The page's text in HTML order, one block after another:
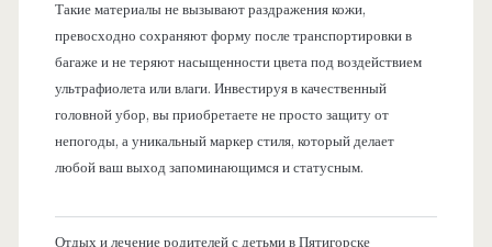
Такие материалы не вызывают раздражения кожи,
превосходно сохраняют форму после транспортировки в
багаже и не теряют насыщенности цвета под воздействием
ультрафиолета или влаги. Инвестируя в качественный
головной убор, вы приобретаете не просто защиту от
непогоды, а уникальный маркер стиля, который делает
любой ваш выход запоминающимся и статусным.
Отдых и лечение родителей с детьми в Пятигорске